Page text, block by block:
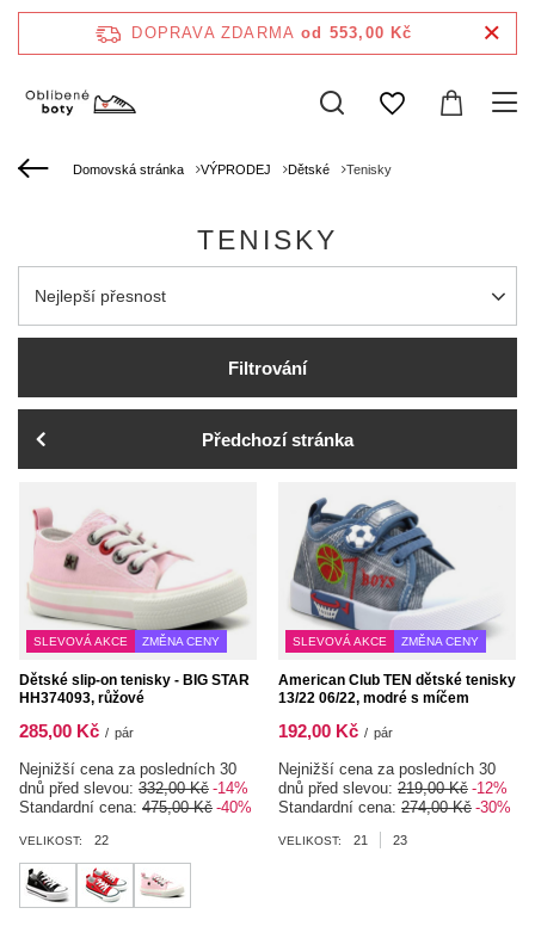
DOPRAVA ZDARMA od 553,00 Kč
Domovská stránka VÝPRODEJ Dětské Tenisky
TENISKY
Zmień sortowanie
Nejlepší přesnost
Filtrování
Předchozí stránka
SLEVOVÁ AKCE ZMĚNA CENY
Dětské slip-on tenisky - BIG STAR
HH374093, růžové
285,00 Kč / pár
Nejnižší cena za posledních 30
dnů před slevou: 332,00 Kč -14%
Standardní cena: 475,00 Kč -40%
VELIKOST: 22
SLEVOVÁ AKCE ZMĚNA CENY
American Club TEN dětské tenisky
13/22 06/22, modré s míčem
192,00 Kč / pár
Nejnižší cena za posledních 30
dnů před slevou: 219,00 Kč -12%
Standardní cena: 274,00 Kč -30%
VELIKOST: 21 23